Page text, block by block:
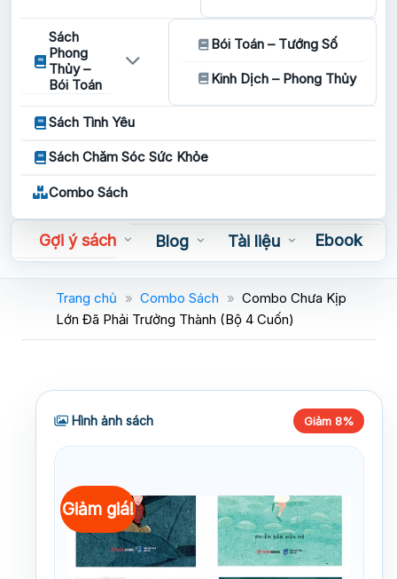
Sách
Phong
Thủy –
Bói Toán
Bói Toán – Tướng Số
Kinh Dịch – Phong Thủy
Sách Tình Yêu
Sách Chăm Sóc Sức Khỏe
Combo Sách
Gợi ý sách Blog Tài liệu
Ebook
Sách nói
Trang chủ » Combo Sách » Combo Chưa Kịp
Lớn Đã Phải Trưởng Thành (Bộ 4 Cuốn)
Hình ảnh sách Giảm 8%
Giảm giá!